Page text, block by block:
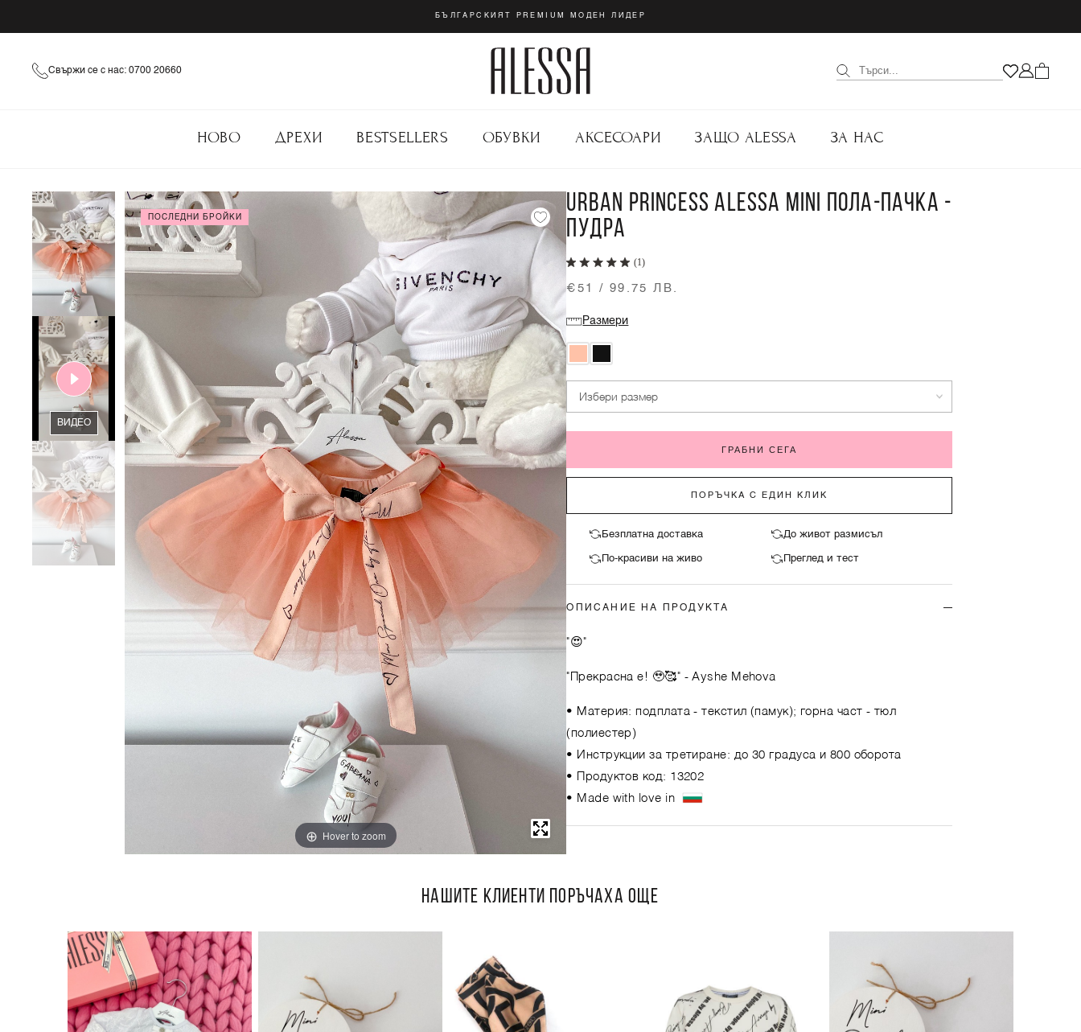
БЪЛГАРСКИЯТ PREMIUM МОДЕН ЛИДЕР
Свържи се с нас: 0700 20660
НОВО ДРЕХИ BESTSELLERS ОБУВКИ АКСЕСОАРИ ЗАЩО ALESSA ЗА НАС
ВИДЕО
ПОСЛЕДНИ БРОЙКИ
Hover to zoom
URBAN PRINCESS ALESSA MINI ПОЛА-ПАЧКА -
ПУДРА
(1)
€51 / 99.75 ЛВ.
Размери
Избери размер
ГРАБНИ СЕГА
ПОРЪЧКА С ЕДИН КЛИК
Безплатна доставка До живот размисъл
По-красиви на живо Преглед и тест
ОПИСАНИЕ НА ПРОДУКТА
"😍"
"Прекрасна е! 🥹🥰" - Ayshe Mehova
• Материя: подплата - текстил (памук); горна част - тюл
(полиестер)
• Инструкции за третиране: до 30 градуса и 800 оборота
• Продуктов код: 13202
• Made with love in
НАШИТЕ КЛИЕНТИ ПОРЪЧАХА ОЩЕ